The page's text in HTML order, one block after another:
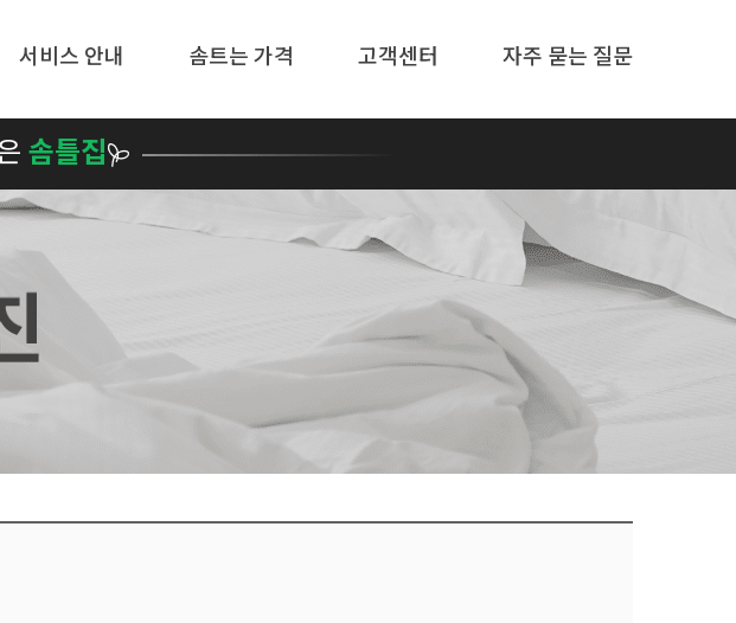
서비스 안내 솜트는 가격 고객센터 자주 묻는 질문
솜틀집